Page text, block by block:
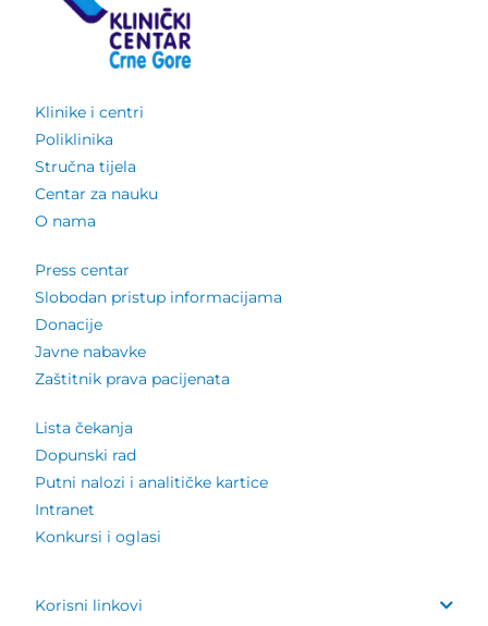
Klinike i centri
Poliklinika
Stručna tijela
Centar za nauku
O nama
Press centar
Slobodan pristup informacijama
Donacije
Javne nabavke
Zaštitnik prava pacijenata
Lista čekanja
Dopunski rad
Putni nalozi i analitičke kartice
Intranet
Konkursi i oglasi
Korisni linkovi